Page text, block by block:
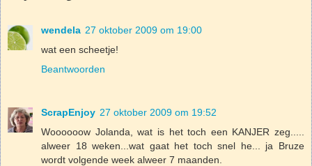
wendela 27 oktober 2009 om 19:00
wat een scheetje!
Beantwoorden
ScrapEnjoy 27 oktober 2009 om 19:52
Woooooow Jolanda, wat is het toch een KANJER zeg.....
alweer 18 weken...wat gaat het toch snel he... ja Bruze
wordt volgende week alweer 7 maanden.